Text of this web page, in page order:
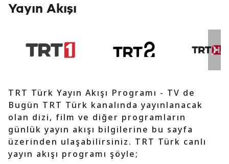
Yayın Akışı
TRT Türk Yayın Akışı Programı - TV de
Bugün TRT Türk kanalında yayınlanacak
olan dizi, film ve diğer programların
günlük yayın akışı bilgilerine bu sayfa
üzerinden ulaşabilirsiniz. TRT Türk canlı
yayın akışı programı şöyle;